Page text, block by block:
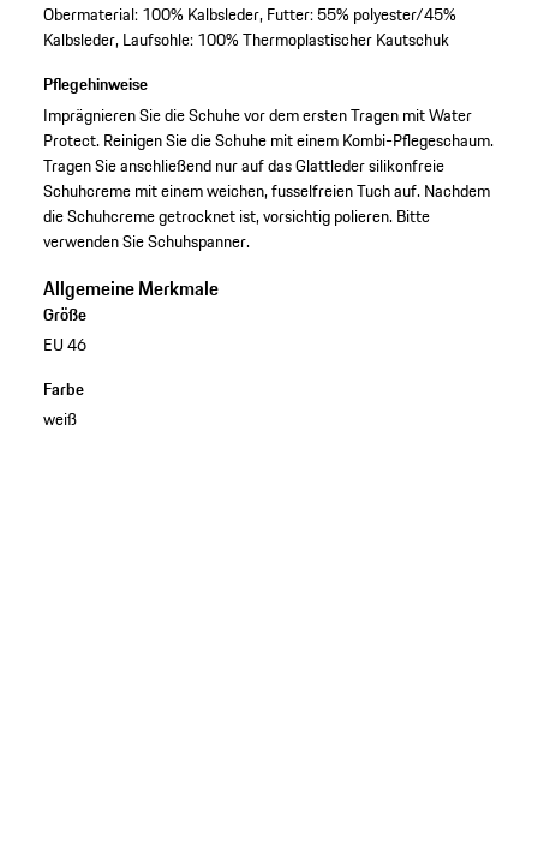
Obermaterial: 100% Kalbsleder, Futter: 55% polyester/45%
Kalbsleder, Laufsohle: 100% Thermoplastischer Kautschuk
Pflegehinweise
Imprägnieren Sie die Schuhe vor dem ersten Tragen mit Water
Protect. Reinigen Sie die Schuhe mit einem Kombi-Pflegeschaum.
Tragen Sie anschließend nur auf das Glattleder silikonfreie
Schuhcreme mit einem weichen, fusselfreien Tuch auf. Nachdem
die Schuhcreme getrocknet ist, vorsichtig polieren. Bitte
verwenden Sie Schuhspanner.
Allgemeine Merkmale
Größe
EU 46
Farbe
weiß